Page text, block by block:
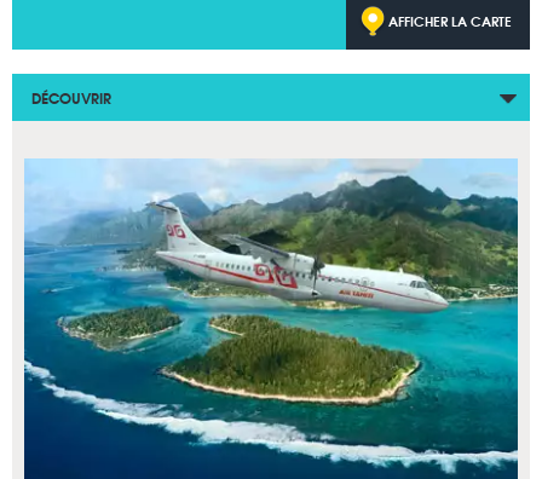
AFFICHER LA CARTE
DÉCOUVRIR